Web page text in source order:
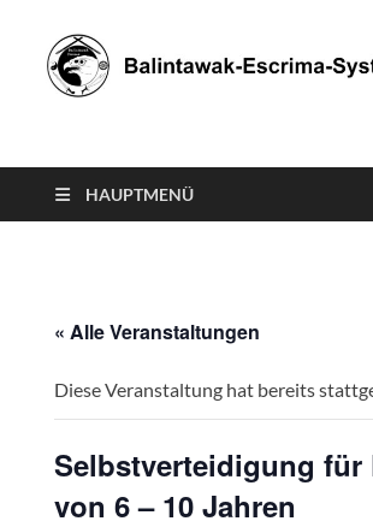
Balintawak-
System
HAUPTMENÜ
« Alle Veranstaltungen
Diese Veranstaltung hat bereits
Selbstverteidigung für
von 6 – 10 Jahren